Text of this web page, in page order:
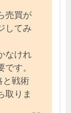
売買が
してみ
なけれ
す。
と戦術
取りま